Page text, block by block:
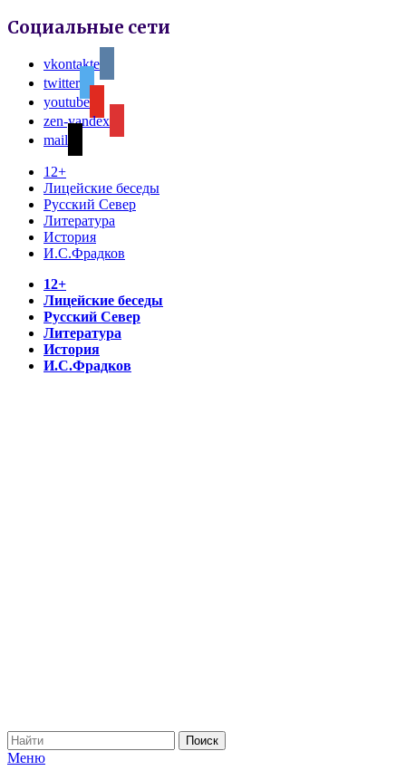
Социальные сети
vkontakte
twitter
youtube
zen-yandex
mail
12+
Лицейские беседы
Русский Север
Литература
История
И.С.Фрадков
12+
Лицейские беседы
Русский Север
Литература
История
И.С.Фрадков
Меню